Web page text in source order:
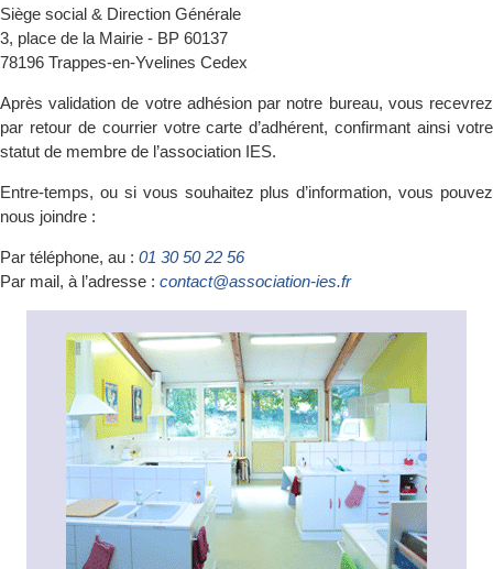
Siège social & Direction Générale
3, place de la Mairie - BP 60137
78196 Trappes-en-Yvelines Cedex
Après validation de votre adhésion par notre bureau, vous recevrez
par retour de courrier votre carte d’adhérent, confirmant ainsi votre
statut de membre de l’association IES.
Entre-temps, ou si vous souhaitez plus d’information, vous pouvez
nous joindre :
Par téléphone, au : 01 30 50 22 56
Par mail, à l’adresse : contact@association-ies.fr